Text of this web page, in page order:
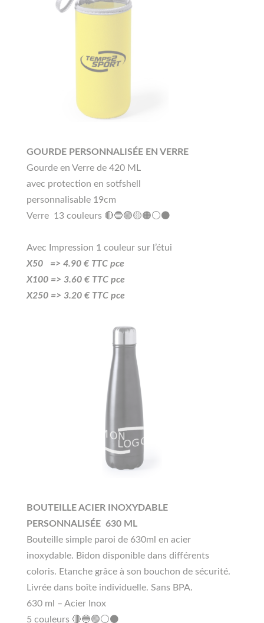
GOURDE PERSONNALISÉE EN VERRE
Gourde en Verre de 420 ML
avec protection en sotfshell
personnalisable 19cm
Verre 13 couleurs 🔴🔵🟢🟡🟠⚪⚫
Avec Impression 1 couleur sur l’étui
X50 => 4.90 € TTC pce
X100 => 3.60 € TTC pce
X250 => 3.20 € TTC pce
BOUTEILLE ACIER INOXYDABLE
PERSONNALISÉE 630 ML
Bouteille simple paroi de 630ml en acier
inoxydable. Bidon disponible dans différents
coloris. Etanche grâce à son bouchon de sécurité.
Livrée dans boîte individuelle. Sans BPA.
630 ml – Acier Inox
5 couleurs 🔴🔵🟢⚪⚫